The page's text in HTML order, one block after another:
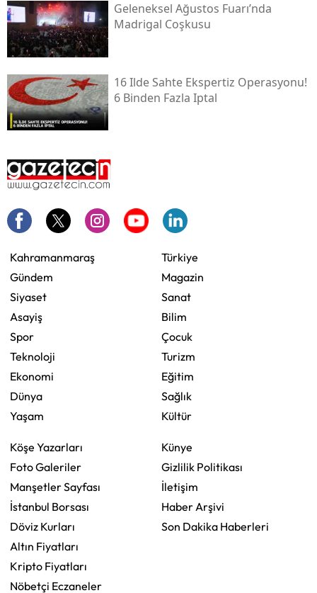
Geleneksel Ağustos Fuarı’nda
Madrigal Coşkusu
16 Ilde Sahte Ekspertiz Operasyonu!
6 Binden Fazla Iptal
Kahramanmaraş
Gündem
Siyaset
Asayiş
Spor
Teknoloji
Ekonomi
Dünya
Yaşam
Türkiye
Magazin
Sanat
Bilim
Çocuk
Turizm
Eğitim
Sağlık
Kültür
Köşe Yazarları
Foto Galeriler
Manşetler Sayfası
İstanbul Borsası
Döviz Kurları
Altın Fiyatları
Kripto Fiyatları
Nöbetçi Eczaneler
Künye
Gizlilik Politikası
İletişim
Haber Arşivi
Son Dakika Haberleri